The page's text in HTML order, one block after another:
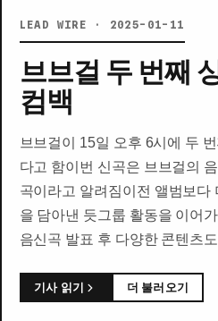
LEAD WIRE · 2025-01-11
브브걸 두 번째
컴백
브브걸이 15일 오후 6시에 두
다고 함이번 신곡은 브브걸의
곡이라고 알려짐이전 앨범보다
을 담아낸 듯그룹 활동을 이어
음신곡 발표 후 다양한 콘텐츠
기사 읽기 더 불러오기